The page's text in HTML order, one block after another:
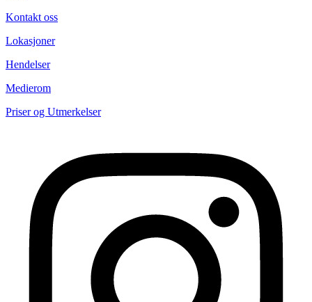
Kontakt oss
Lokasjoner
Hendelser
Medierom
Priser og Utmerkelser